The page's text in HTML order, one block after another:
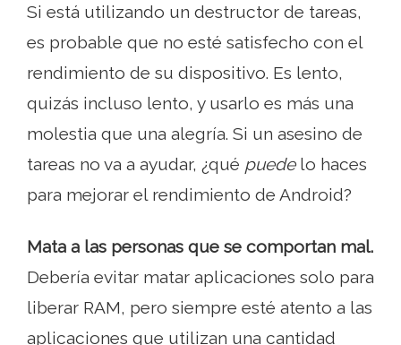
Si está utilizando un destructor de tareas,
es probable que no esté satisfecho con el
rendimiento de su dispositivo. Es lento,
quizás incluso lento, y usarlo es más una
molestia que una alegría. Si un asesino de
tareas no va a ayudar, ¿qué puedelo haces
para mejorar el rendimiento de Android?
Mata a las personas que se comportan mal.
Debería evitar matar aplicaciones solo para
liberar RAM, pero siempre esté atento a las
aplicaciones que utilizan una cantidad